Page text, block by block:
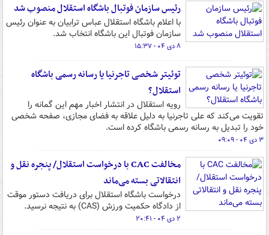
رئیس سازمان فوتبال باشگاه استقلال منصوب شد
با اعلام باشگاه استقلال عباس ترابیان به عنوان رئیس
سازمان فوتبال این باشگاه انتخاب شد.
۸ دی ۰۴ - ۱۵:۳۷
توئیتر شخصی تاجرنیا یا رسانه رسمی باشگاه
استقلال؟
رویه استقلال در انتشار اخبار مهم این گمانه را
تقویت می‌کند که علی تاجرنیا به دلیل علاقه به فضای مجازی، صفحه شخصی
خود را تبدیل به رسانه رسمی باشگاه کرده است.
۳ دی ۰۴ - ۰۹:۰۹
مخالفت CAC با درخواست استقلال/ پنجره نقل و
انتقالاتی بسته می‌ماند
درخواست باشگاه استقلال برای دریافت دستور موقت
از دادگاه حکمیت ورزش (CAS) به نتیجه نرسید.
۲ دی ۰۴ - ۲۰:۴۱